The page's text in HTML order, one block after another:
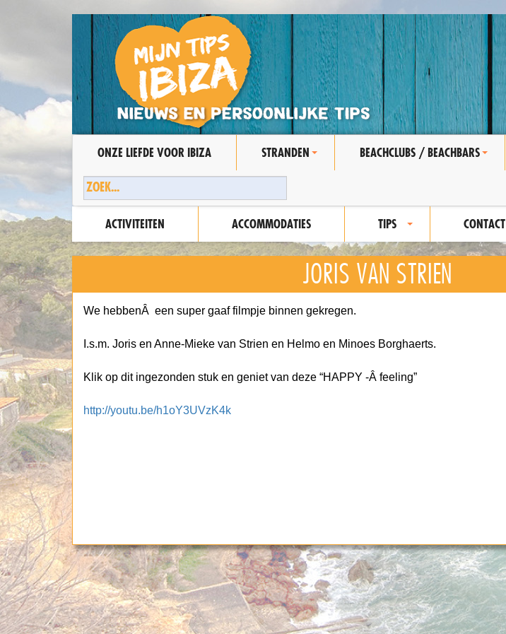
ONZE LIEFDE VOOR IBIZA STRANDEN BEACHCLUBS / BEACHBARS
ACTIVITEITEN ACCOMMODATIES TIPS CONTACT
JORIS VAN STRIEN
We hebbenÂ een super gaaf filmpje binnen gekregen.
I.s.m. Joris en Anne-Mieke van Strien en Helmo en Minoes Borghaerts.
Klik op dit ingezonden stuk en geniet van deze “HAPPY -Â feeling”
http://youtu.be/h1oY3UVzK4k